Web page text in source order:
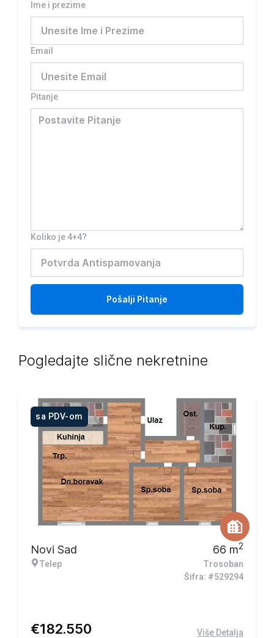
Ime i prezime
Email
Pitanje
Koliko je 4+4?
Pošalji Pitanje
Pogledajte slične nekretnine
sa PDV-om
Novi Sad
Telep
66 m2
Trosoban
Šifra: #529294
€182.550 Više Detalja